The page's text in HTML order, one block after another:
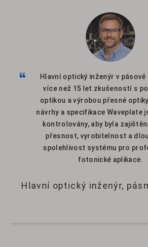
Hlavní optický inženýr v pásové
více než 15 let zkušeností s
optikou a výrobou přesné
návrhy a specifikace Waveplate
kontrolovány, aby byla
přesnost, vyrobitelnost a
spolehlivost systému pro
fotonické aplikace.
Hlavní optický inženýr,